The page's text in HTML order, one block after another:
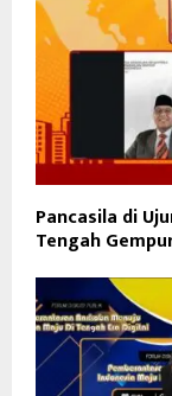
Pancasila di
Tengah